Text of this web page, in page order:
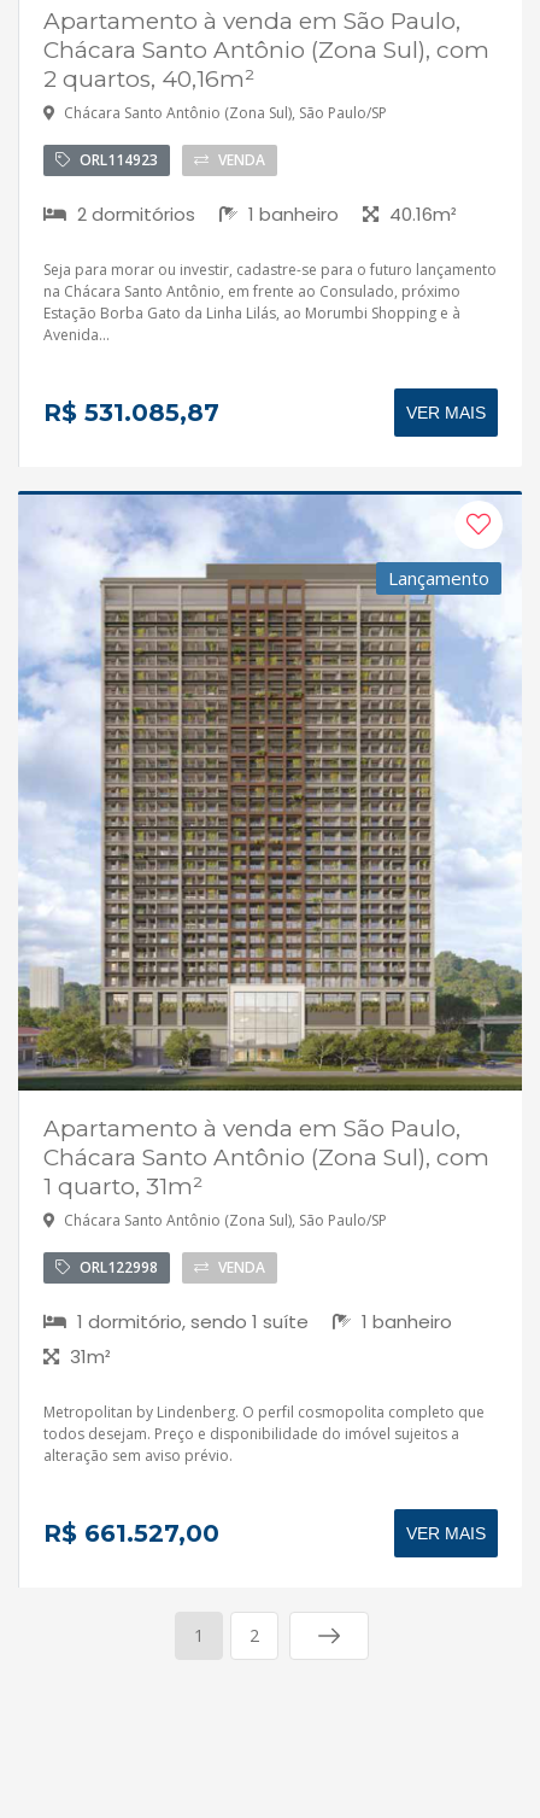
Apartamento à venda em São Paulo,
Chácara Santo Antônio (Zona Sul), com
2 quartos, 40,16m²
Chácara Santo Antônio (Zona Sul), São Paulo/SP
ORL114923 VENDA
2 dormitórios 1 banheiro 40.16m²
Seja para morar ou investir, cadastre-se para o futuro lançamento
na Chácara Santo Antônio, em frente ao Consulado, próximo
Estação Borba Gato da Linha Lilás, ao Morumbi Shopping e à
Avenida...
R$ 531.085,87 VER MAIS
Lançamento
Apartamento à venda em São Paulo,
Chácara Santo Antônio (Zona Sul), com
1 quarto, 31m²
Chácara Santo Antônio (Zona Sul), São Paulo/SP
ORL122998 VENDA
1 dormitório, sendo 1 suíte
1 banheiro
31m²
Metropolitan by Lindenberg. O perfil cosmopolita completo que
todos desejam. Preço e disponibilidade do imóvel sujeitos a
alteração sem aviso prévio.
R$ 661.527,00 VER MAIS
1 2